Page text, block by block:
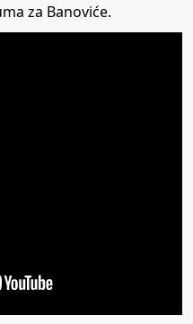
za Banoviće.